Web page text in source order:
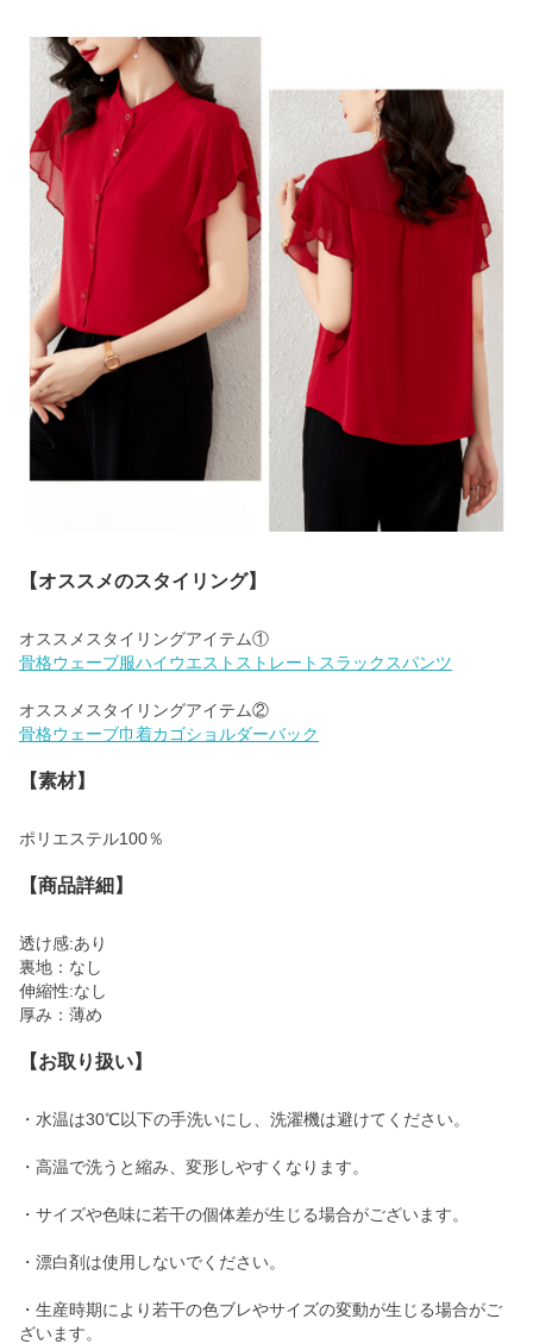
【オススメのスタイリング】
骨格ウェーブ服ハイウエストストレートスラックスパンツ
骨格ウェーブ巾着カゴショルダーバック
【素材】
ポリエステル100％
【商品詳細】
透け感:あり
裏地：なし
伸縮性:なし
厚み：薄め
【お取り扱い】
・水温は30℃以下の手洗いにし、洗濯機は避けてください。
・高温で洗うと縮み、変形しやすくなります。
・サイズや色味に若干の個体差が生じる場合がございます。
・漂白剤は使用しないでください。
・生産時期により若干の色ブレやサイズの変動が生じる場合がご
ざいます。